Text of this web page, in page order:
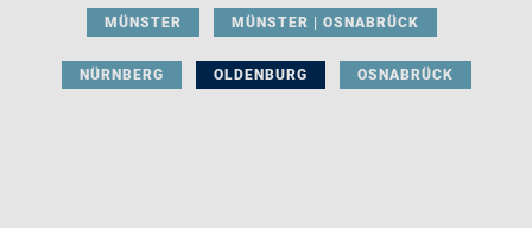
MÜNSTER MÜNSTER | OSNABRÜCK
NÜRNBERG OLDENBURG OSNABRÜCK